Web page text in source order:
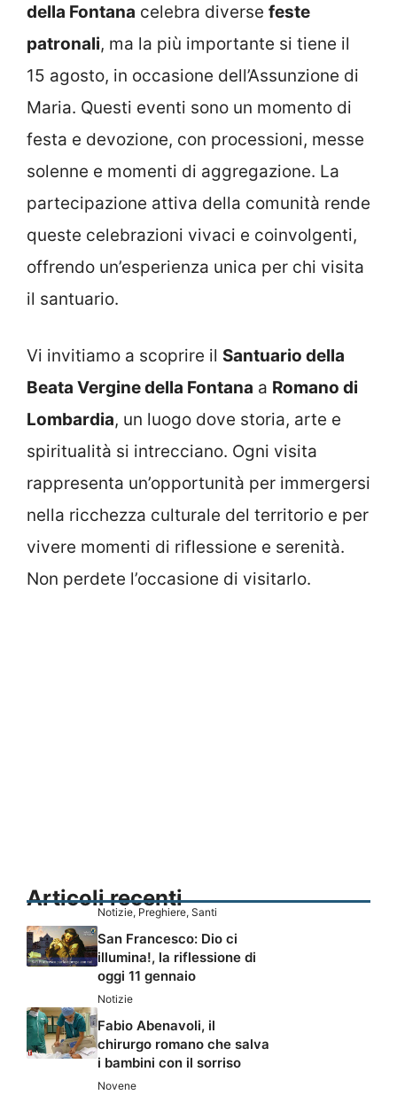
della Fontana celebra diverse feste
patronali, ma la più importante si tiene il
15 agosto, in occasione dell’Assunzione di
Maria. Questi eventi sono un momento di
festa e devozione, con processioni, messe
solenne e momenti di aggregazione. La
partecipazione attiva della comunità rende
queste celebrazioni vivaci e coinvolgenti,
offrendo un’esperienza unica per chi visita
il santuario.
Vi invitiamo a scoprire il Santuario della
Beata Vergine della Fontana a Romano di
Lombardia, un luogo dove storia, arte e
spiritualità si intrecciano. Ogni visita
rappresenta un’opportunità per immergersi
nella ricchezza culturale del territorio e per
vivere momenti di riflessione e serenità.
Non perdete l’occasione di visitarlo.
Articoli recenti
Notizie, Preghiere, Santi
San Francesco: Dio ci
illumina!, la riflessione di
oggi 11 gennaio
Notizie
Fabio Abenavoli, il
chirurgo romano che salva
i bambini con il sorriso
Novene